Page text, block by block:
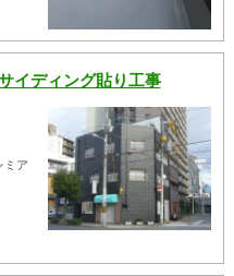
イディング貼り工事
ア